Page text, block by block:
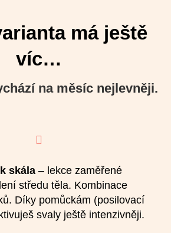
má ještě
víc…
na měsíc nejlevněji.

skála– lekce zaměřené
středu těla. Kombinace
Díky pomůckám (posilovací
svaly ještě intenzivněji.